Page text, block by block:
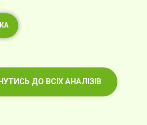
ДО ВСІХ АНАЛІЗІВ